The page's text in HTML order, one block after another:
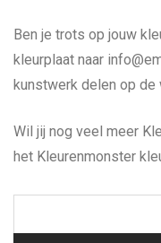
Ben je trots op jouw
kleurplaat naar
kunstwerk delen op de
Wil jij nog veel meer
het Kleurenmonster